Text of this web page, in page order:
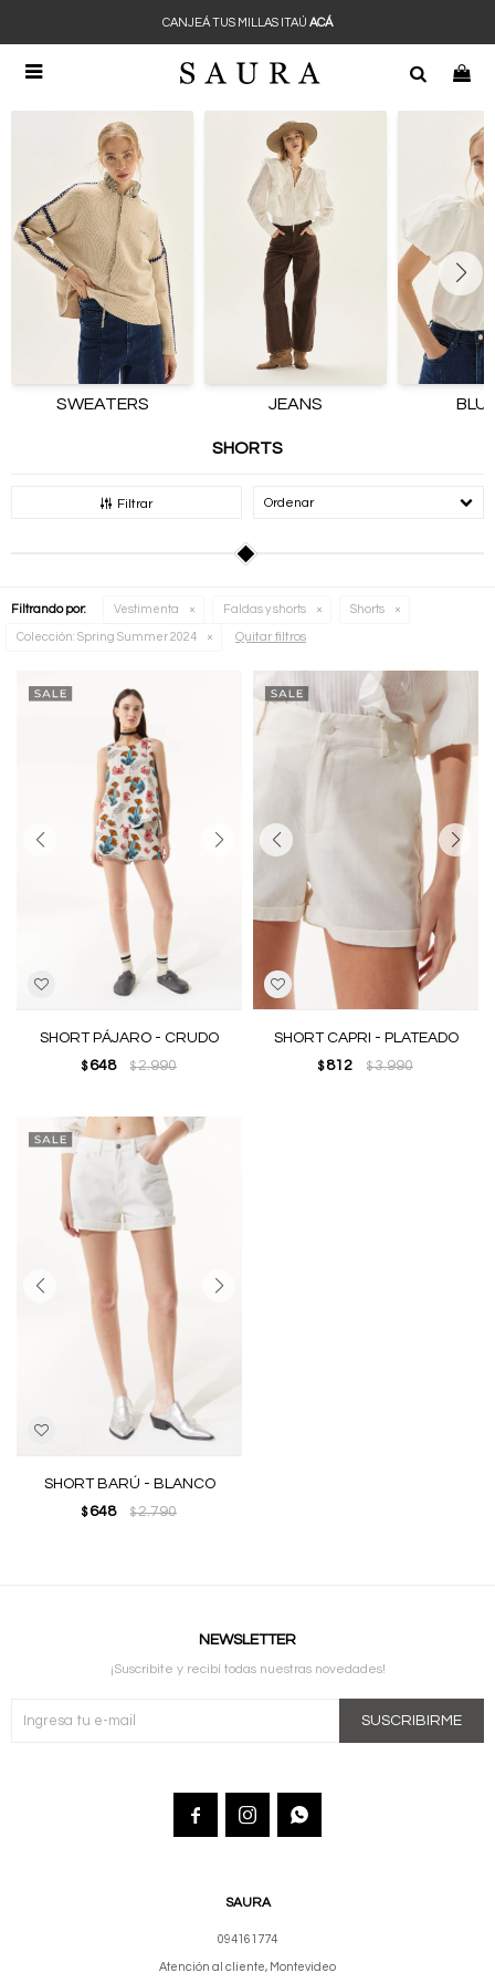

CANJEÁ TUS MILLAS ITAÚ ACÁ
SWEATERS JEANS
SHORTS
Filtrar Recomendados
Filtrando por: Vestimenta Faldas y shorts Shorts
Colección: Spring Summer 2024 Quitar filtros
SHORT PÁJARO - CRUDO
$ 648 $2.990
SHORT CAPRI - PLATEADO
$ 812 $3.990
SHORT BARÚ - BLANCO
$ 648 $2.790
SAURA
094161774
Atención al cliente, Montevideo
NEWSLETTER
¡Suscribite y recibí todas nuestras novedades!
SUSCRIBIRME
  